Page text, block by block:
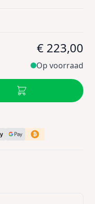
€ 223,00
Op voorraad